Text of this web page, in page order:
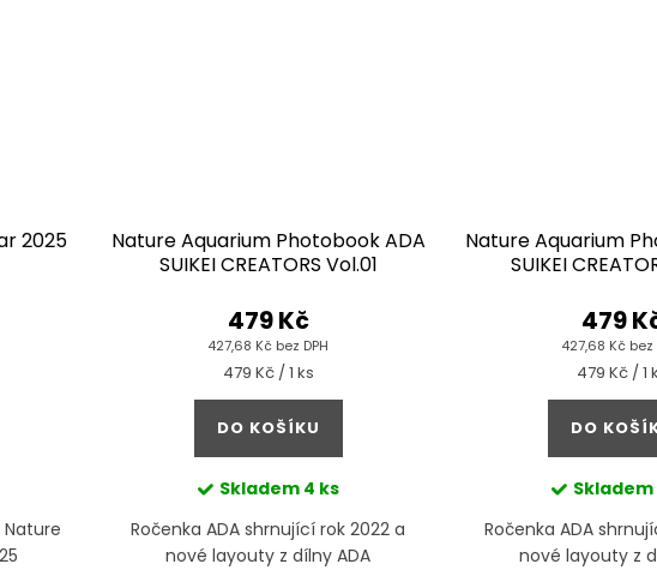
2025
Nature
Nature Aquarium Photobook ADA
SUIKEI CREATORS Vol.01
427,68 Kč bez DPH
479 Kč
Měrná
cena:
479 Kč / 1 ks
DO KOŠÍKU
Skladem 4 ks
Ročenka ADA shrnující rok 2022 a
nové layouty z dílny ADA
Nature Aquarium
SUIKEI
427,68 Kč bez
479
Měrná
cena:
479 Kč / 1
DO
Skladem
Ročenka ADA
nové layouty z